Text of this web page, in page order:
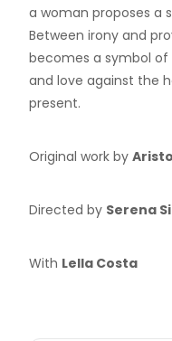
a woman proposes a
Between irony and
becomes a symbol
and love against the
present.
Original work by
Directed by Serena
With Lella Costa